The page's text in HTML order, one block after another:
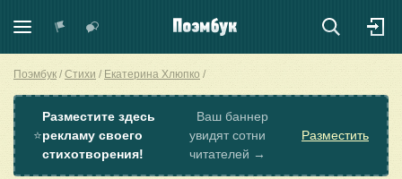
Поэмбук Стихи Екатерина Хлюпко
⭐
Разместите здесь
рекламу своего
стихотворения!
Ваш баннер
увидят сотни
читателей →
Разместить